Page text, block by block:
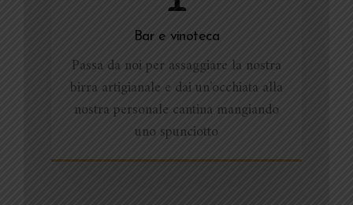
Bar e vinoteca
Passa da noi per assaggiare la nostra
birra artigianale e dai un'occhiata alla
nostra personale cantina mangiando
uno spunciotto